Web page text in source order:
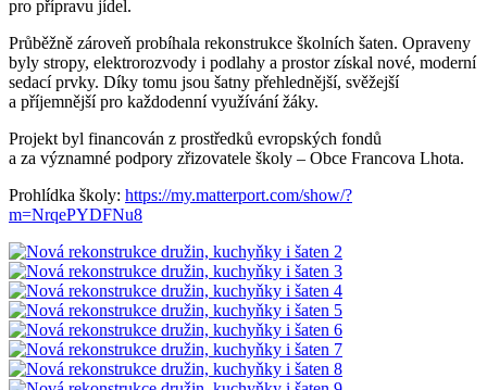
pro přípravu jídel.
Průběžně zároveň probíhala rekonstrukce školních šaten. Opraveny
byly stropy, elektrorozvody i podlahy a prostor získal nové, moderní
sedací prvky. Díky tomu jsou šatny přehlednější, svěžejší
a příjemnější pro každodenní využívání žáky.
Projekt byl financován z prostředků evropských fondů
a za významné podpory zřizovatele školy – Obce Francova Lhota.
Prohlídka školy: https://my.matterport.com/show/?
m=NrqePYDFNu8